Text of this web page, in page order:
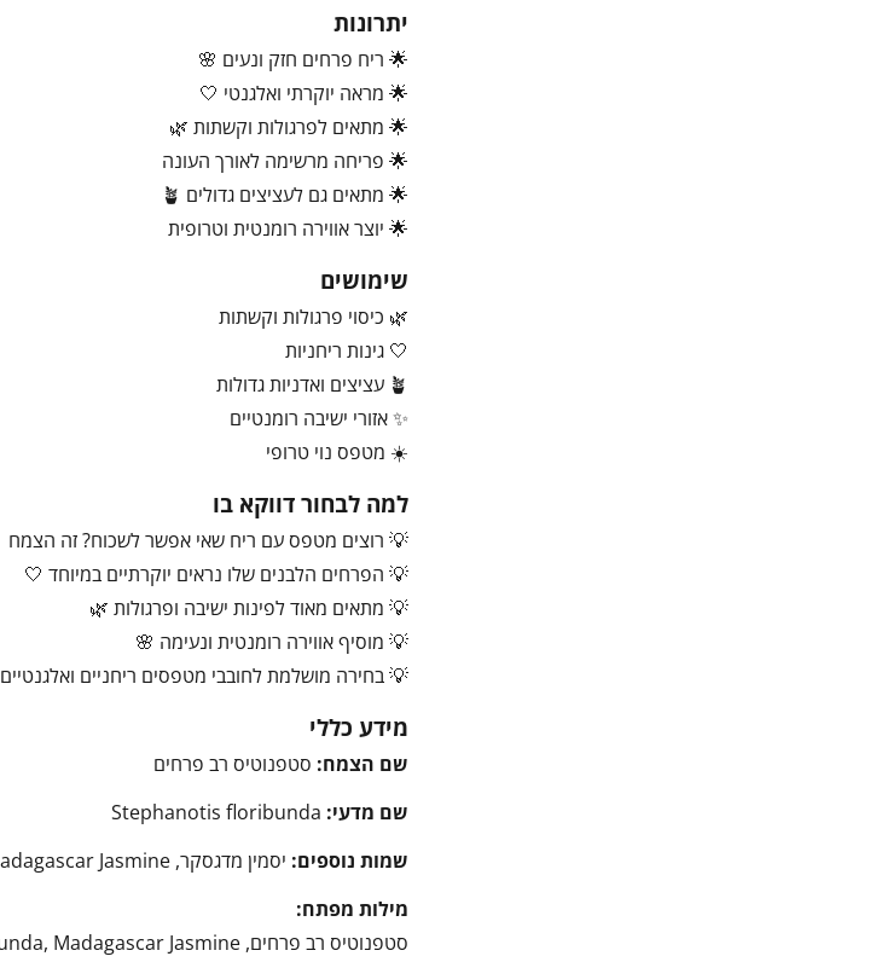
יתרונות
🌟 ריח פרחים חזק ונעים 🌸
🌟 מראה יוקרתי ואלגנטי 🤍
🌟 מתאים לפרגולות וקשתות 🌿
🌟 פריחה מרשימה לאורך העונה
🌟 מתאים גם לעציצים גדולים 🪴
🌟 יוצר אווירה רומנטית וטרופית
שימושים
🌿 כיסוי פרגולות וקשתות
🤍 גינות ריחניות
🪴 עציצים ואדניות גדולות
✨ אזורי ישיבה רומנטיים
☀️ מטפס נוי טרופי
למה לבחור דווקא בו
💡 רוצים מטפס עם ריח שאי אפשר לשכוח? זה הצמח
💡 הפרחים הלבנים שלו נראים יוקרתיים במיוחד 🤍
💡 מתאים מאוד לפינות ישיבה ופרגולות 🌿
💡 מוסיף אווירה רומנטית ונעימה 🌸
💡 בחירה מושלמת לחובבי מטפסים ריחניים ואלגנטיים
מידע כללי
שם הצמח: סטפנוטיס רב פרחים
שם מדעי:
שמות נוספים: יסמין מדגסקר, Madagascar Jasmine
מילות מפתח: